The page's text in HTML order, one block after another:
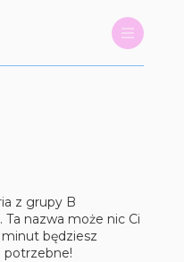
z grupy B
nazwa może nic Ci
będziesz
potrzebne!